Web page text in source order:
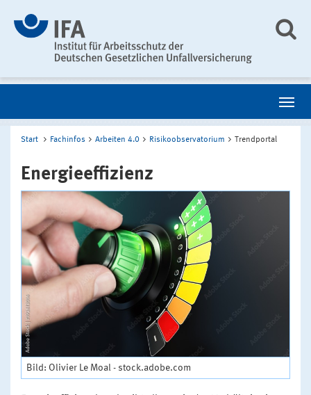
Start Fachinfos Arbeiten 4.0 Risikoobservatorium Trendportal
Energieeffizienz
Bild: Olivier Le Moal - stock.adobe.com